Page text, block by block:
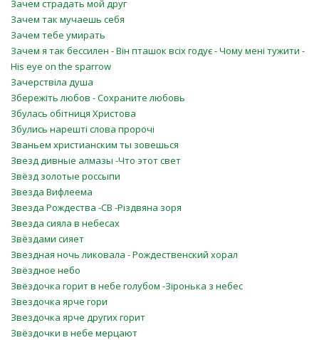
Зачем страдать мой друг
Зачем так мучаешь себя
Зачем тебе умирать
Зачем я так бессилен - Він пташок всіх годує - Чому мені тужити -
His eye on the sparrow
Зачерствіла душа
Збережіть любов - Сохраните любовь
Збулась обітниця Христова
Збулись нарешті слова пророчі
Званьем христианским ты зовешься
Звезд дивные алмазы -Что этот свет
Звёзд золотые россыпи
Звезда Вифлеема
Звезда Рождества -СВ -Різдвяна зоря
Звезда сияла в небесах
Звёздами сияет
Звездная ночь ликовала - Рождественский хорал
Звёздное небо
Звёздочка горит в небе голубом -Зіронька з небес
Звездочка ярче гори
Звездочка ярче других горит
Звёздочки в небе мерцают